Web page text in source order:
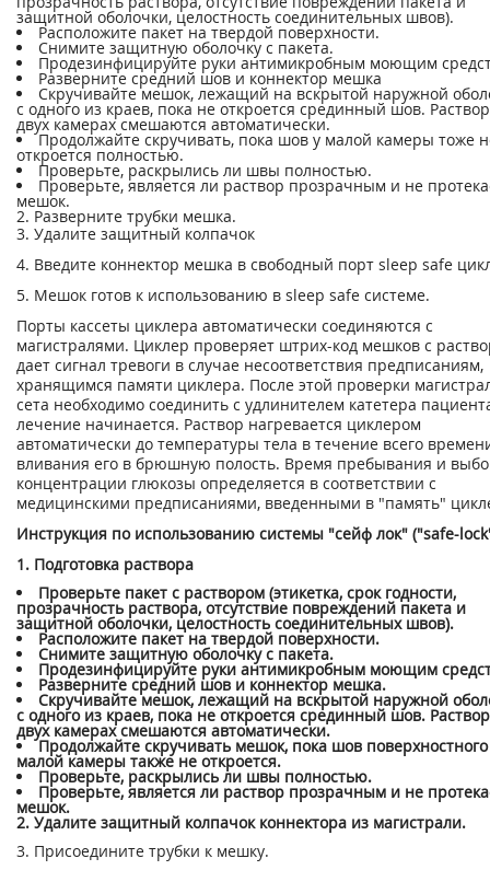
защитной оболочки, целостность соединительных швов).
Расположите пакет на твердой поверхности.
Снимите защитную оболочку с пакета.
Продезинфицируйте руки антимикробным моющим
Разверните средний шов и коннектор мешка
Скручивайте мешок, лежащий на вскрытой наружной
с одного из краев, пока не откроется срединный шов.
двух камерах смешаются автоматически.
Продолжайте скручивать, пока шов у малой камеры тоже
откроется полностью.
Проверьте, раскрылись ли швы полностью.
Проверьте, является ли раствор прозрачным и не
мешок.
2. Разверните трубки мешка.
3. Удалите защитный колпачок
4. Введите коннектор мешка в свободный порт sleep safe
5. Мешок готов к использованию в sleep safe системе.
Порты кассеты циклера автоматически соединяются с
магистралями. Циклер проверяет штрих-код мешков с
дает сигнал тревоги в случае несоответствия предписаниям,
хранящимся памяти циклера. После этой проверки
сета необходимо соединить с удлинителем катетера
лечение начинается. Раствор нагревается циклером
автоматически до температуры тела в течение всего
вливания его в брюшную полость. Время пребывания и
концентрации глюкозы определяется в соответствии с
медицинскими предписаниями, введенными в "память"
Инструкция по использованию системы "сейф лок" ("safe-
1. Подготовка раствора
Проверьте пакет с раствором (этикетка, срок годности,
прозрачность раствора, отсутствие повреждений пакета и
защитной оболочки, целостность соединительных швов).
Расположите пакет на твердой поверхности.
Снимите защитную оболочку с пакета.
Продезинфицируйте руки антимикробным моющим
Разверните средний шов и коннектор мешка.
Скручивайте мешок, лежащий на вскрытой наружной
с одного из краев, пока не откроется срединный шов.
двух камерах смешаются автоматически.
Продолжайте скручивать мешок, пока шов поверхностного
малой камеры также не откроется.
Проверьте, раскрылись ли швы полностью.
Проверьте, является ли раствор прозрачным и не
мешок.
2. Удалите защитный колпачок коннектора из магистрали.
3. Присоедините трубки к мешку.